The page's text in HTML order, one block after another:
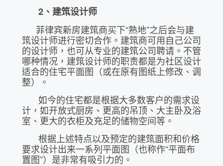
2、建筑设计师
菲律宾新房建筑商买下“熟地”之后会与建
筑设计师进行密切合作。建筑商可用自己公司
的设计师，也可从专业的建筑公司聘请。不管
哪种情况，建筑设计师的职责都是为社区设计
适合的住宅平面图（或在原有图纸上修改、调
整）。
如今的住宅都是根据大多数客户的需求设
计，如开放式厨房、更高的吊顶、大主卧及浴
室、更大的衣柜及充足的储物空间等。
根据上述特点以及预定的建筑面积和价格
要求设计出来一系列平面图（也称作“平面布
置图”）是非常有吸引力的。